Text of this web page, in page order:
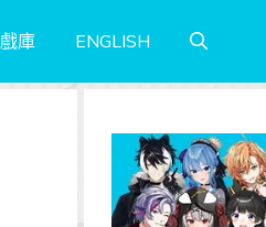
庫 ENGLISH